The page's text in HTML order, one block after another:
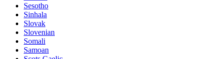
Sesotho
Sinhala
Slovak
Slovenian
Somali
Samoan